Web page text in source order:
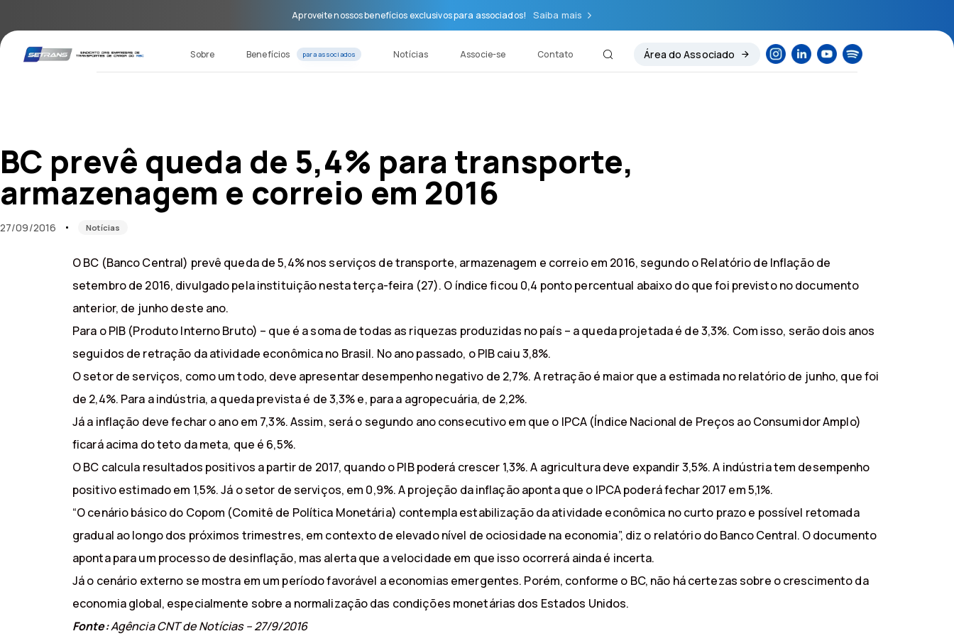
primary
navigation
Aproveite nossos benefícios exclusivos para associados! Saiba mais
Sobre Benefícios para associados Notícias Associe-se Contato Área do Associado
BC prevê queda de 5,4% para transporte,
armazenagem e correio em 2016
27/09/2016 Notícias
O BC (Banco Central) prevê queda de 5,4% nos serviços de transporte, armazenagem e correio em 2016, segundo o Relatório de Inflação de
setembro de 2016, divulgado pela instituição nesta terça-feira (27). O índice ficou 0,4 ponto percentual abaixo do que foi previsto no documento
anterior, de junho deste ano.
Para o PIB (Produto Interno Bruto) – que é a soma de todas as riquezas produzidas no país – a queda projetada é de 3,3%. Com isso, serão dois anos
seguidos de retração da atividade econômica no Brasil. No ano passado, o PIB caiu 3,8%.
O setor de serviços, como um todo, deve apresentar desempenho negativo de 2,7%. A retração é maior que a estimada no relatório de junho, que foi
de 2,4%. Para a indústria, a queda prevista é de 3,3% e, para a agropecuária, de 2,2%.
Já a inflação deve fechar o ano em 7,3%. Assim, será o segundo ano consecutivo em que o IPCA (Índice Nacional de Preços ao Consumidor Amplo)
ficará acima do teto da meta, que é 6,5%.
O BC calcula resultados positivos a partir de 2017, quando o PIB poderá crescer 1,3%. A agricultura deve expandir 3,5%. A indústria tem desempenho
positivo estimado em 1,5%. Já o setor de serviços, em 0,9%. A projeção da inflação aponta que o IPCA poderá fechar 2017 em 5,1%.
“O cenário básico do Copom (Comitê de Política Monetária) contempla estabilização da atividade econômica no curto prazo e possível retomada
gradual ao longo dos próximos trimestres, em contexto de elevado nível de ociosidade na economia”, diz o relatório do Banco Central. O documento
aponta para um processo de desinflação, mas alerta que a velocidade em que isso ocorrerá ainda é incerta.
Já o cenário externo se mostra em um período favorável a economias emergentes. Porém, conforme o BC, não há certezas sobre o crescimento da
economia global, especialmente sobre a normalização das condições monetárias dos Estados Unidos.
Fonte:Agência CNT de Notícias – 27/9/2016